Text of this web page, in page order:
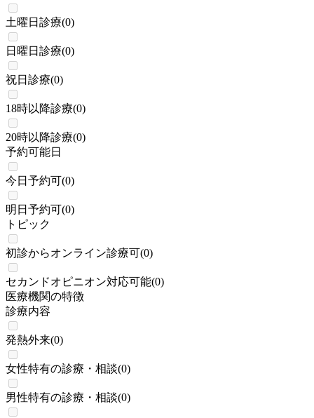
土曜日診療(0)
日曜日診療(0)
祝日診療(0)
18時以降診療(0)
20時以降診療(0)
予約可能日
今日予約可(0)
明日予約可(0)
トピック
初診からオンライン診療可(0)
セカンドオピニオン対応可能(0)
医療機関の特徴
診療内容
発熱外来(0)
女性特有の診療・相談(0)
男性特有の診療・相談(0)